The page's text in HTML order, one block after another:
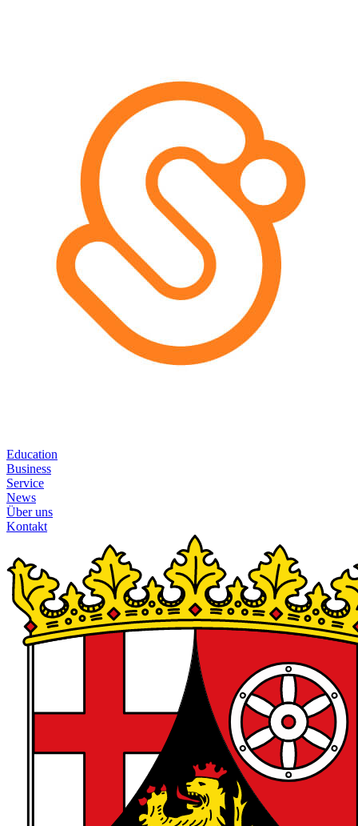
Education
Business
Service
News
Über uns
Kontakt